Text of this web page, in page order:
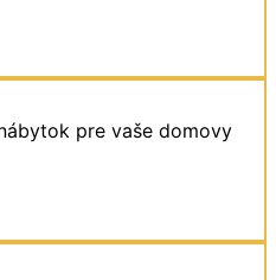
pre vaše domovy